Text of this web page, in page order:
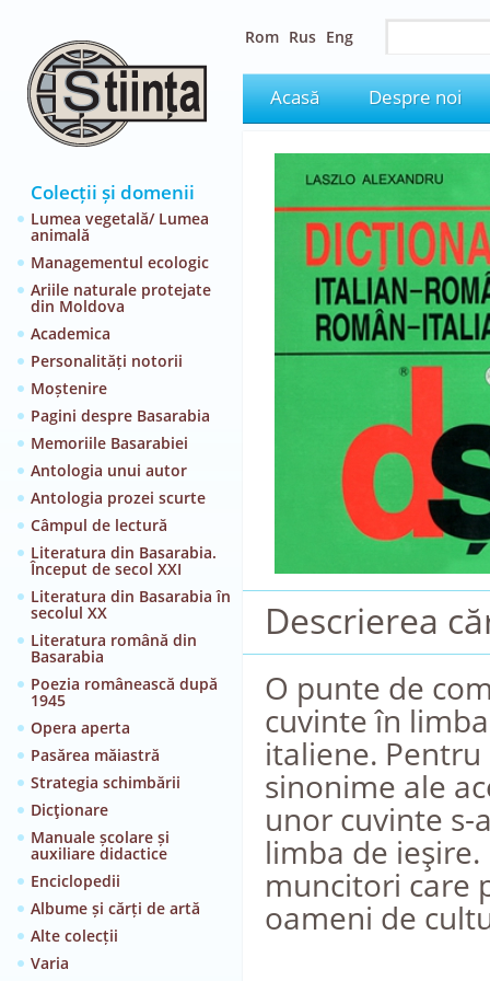
Colecții și domenii
Lumea vegetală/ Lumea
animală
Managementul ecologic
Ariile naturale protejate
din Moldova
Academica
Personalități notorii
Moștenire
Pagini despre Basarabia
Memoriile Basarabiei
Antologia unui autor
Antologia prozei scurte
Câmpul de lectură
Literatura din Basarabia.
Început de secol XXI
Literatura din Basarabia în
secolul XX
Literatura română din
Basarabia
Poezia românească după
1945
Opera aperta
Pasărea măiastră
Strategia schimbării
Dicţionare
Manuale școlare și
auxiliare didactice
Enciclopedii
Albume și cărți de artă
Alte colecții
Varia
Rom Rus Eng
Acasă Despre noi
Descrierea
O punte de
cuvinte în
italiene.
sinonime ale
unor cuvinte s-
limba de
muncitori care
oameni de